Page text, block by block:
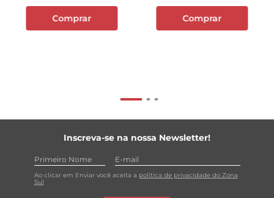
Comprar Comprar
Inscreva-se na nossa Newsletter!
Ao clicar em Enviar você aceita a política de privacidade do Zona
Sul